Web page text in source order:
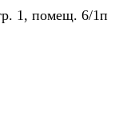
1, помещ. 6/1п